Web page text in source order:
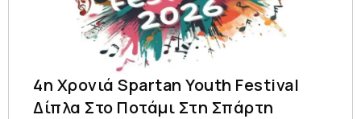
4η Χρονιά Spartan Youth Festival
Δίπλα Στο Ποτάμι Στη Σπάρτη